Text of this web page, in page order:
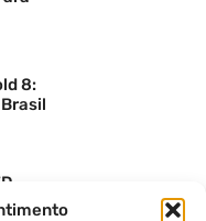
8: